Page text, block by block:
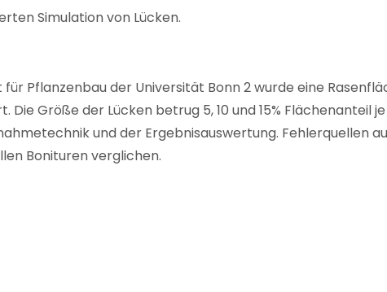
Simulation von Lücken.
Pflanzenbau der Universität Bonn 2 wurde eine
Größe der Lücken betrug 5, 10 und 15% Flächenanteil
und der Ergebnisauswertung. Fehlerquellen
Bonituren verglichen.